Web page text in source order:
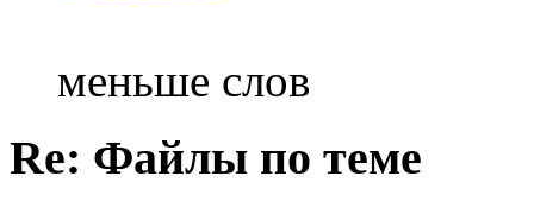
меньше слов
Re: Файлы по теме